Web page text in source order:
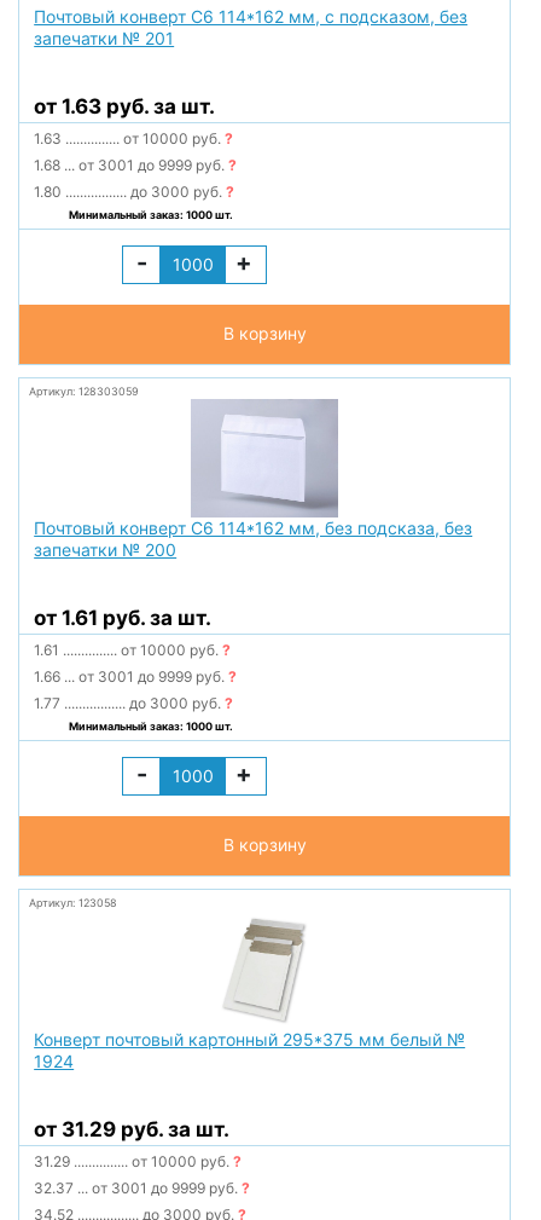
Почтовый конверт С6 114*162 мм, с подсказом, без
запечатки № 201
от 1.63 руб. за шт.
1.63 ............... от 10000 руб.?
1.68 ... от 3001 до 9999 руб.?
1.80 ................. до 3000 руб.?
Минимальный заказ: 1000 шт.
- +
В корзину
Артикул: 128303059
Почтовый конверт С6 114*162 мм, без подсказа, без
запечатки № 200
от 1.61 руб. за шт.
1.61 ............... от 10000 руб.?
1.66 ... от 3001 до 9999 руб.?
1.77 ................. до 3000 руб.?
Минимальный заказ: 1000 шт.
- +
В корзину
Артикул: 123058
Конверт почтовый картонный 295*375 мм белый №
1924
от 31.29 руб. за шт.
31.29 ............... от 10000 руб.?
32.37 ... от 3001 до 9999 руб.?
34.52 ................. до 3000 руб.?